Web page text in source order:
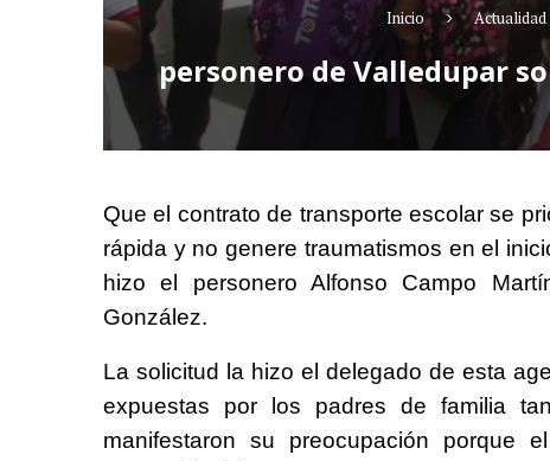
Inicio Actualidad
personero de Valledupar
Que el contrato de transporte escolar se
rápida y no genere traumatismos en el
hizo el personero Alfonso Campo
González.
La solicitud la hizo el delegado de esta
expuestas por los padres de familia
manifestaron su preocupación